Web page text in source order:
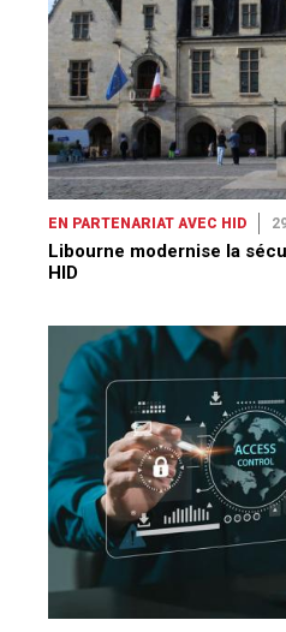
EN PARTENARIAT AVEC HID
Libourne modernise la
HID